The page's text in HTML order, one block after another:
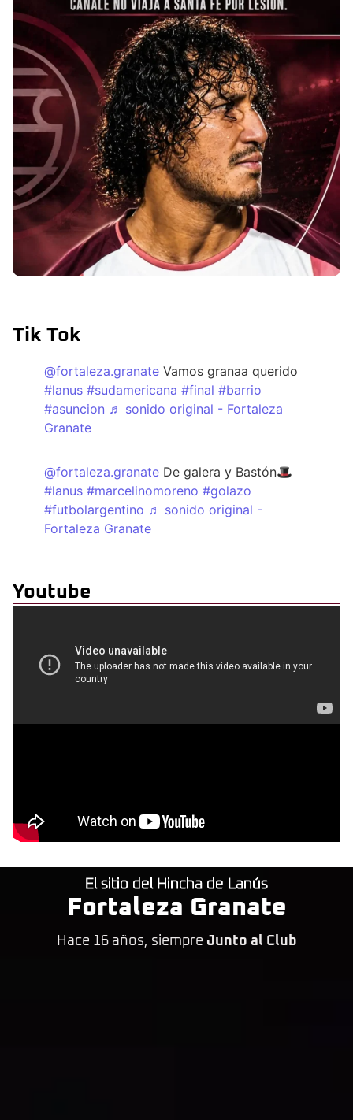
Tik Tok
@fortaleza.granate Vamos granaa querido
#lanus #sudamericana #final #barrio
#asuncion ♬ sonido original - Fortaleza
Granate
@fortaleza.granate De galera y Bastón🎩
#lanus #marcelinomoreno #golazo
#futbolargentino ♬ sonido original -
Fortaleza Granate
Youtube
El sitio del Hincha de Lanús
Fortaleza Granate
Hace 16 años, siempre Junto al Club